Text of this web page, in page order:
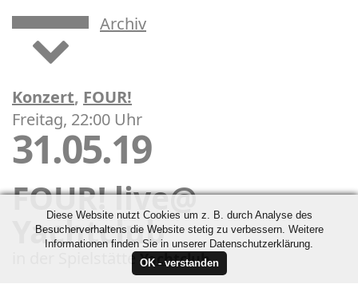
Konzert, FOUR!
Archiv
Freitag, 22:00 Uhr
31.05.19
FOUR! live@
Yachtclub
in der SpielstätteYachtclub
Diese Website nutzt Cookies um z. B. durch Analyse des
Besucherverhaltens die Website stetig zu verbessern. Weitere
Informationen finden Sie in unserer Datenschutzerklärung.